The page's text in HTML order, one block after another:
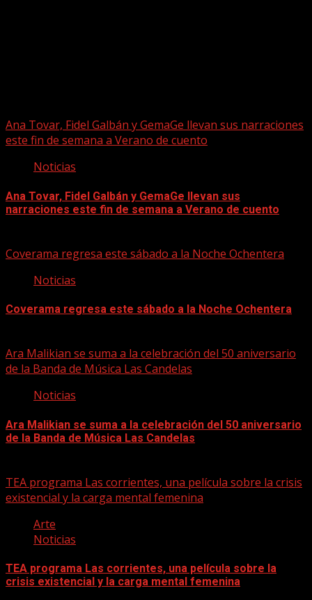
Ana Tovar, Fidel Galbán y GemaGe llevan sus narraciones
este fin de semana a Verano de cuento
Noticias
Ana Tovar, Fidel Galbán y GemaGe llevan sus
narraciones este fin de semana a Verano de cuento
Coverama regresa este sábado a la Noche Ochentera
Noticias
Coverama regresa este sábado a la Noche Ochentera
Ara Malikian se suma a la celebración del 50 aniversario
de la Banda de Música Las Candelas
Noticias
Ara Malikian se suma a la celebración del 50 aniversario
de la Banda de Música Las Candelas
TEA programa Las corrientes, una película sobre la crisis
existencial y la carga mental femenina
Arte
Noticias
TEA programa Las corrientes, una película sobre la
crisis existencial y la carga mental femenina